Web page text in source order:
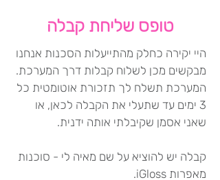
טופס שליחת קבלה
היי יקירה כחלק מהתייעלות הסכנות אנחנו
מבקשים מכן לשלוח קבלות דרך המערכת.
המערכת תשלח לך תזכורת אוטומטית כל
3 ימים עד שתעלי את הקבלה לכאן, או
שאני אסמן שקיבלתי אותה ידנית.
קבלה יש להוציא על שם מאיה לי - סוכנות
מאפרות iGloss.